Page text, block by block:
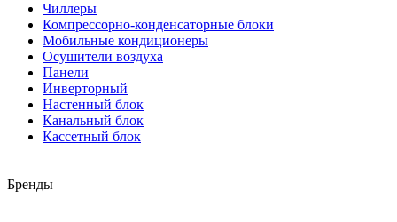
Чиллеры
Компрессорно-конденсаторные блоки
Мобильные кондиционеры
Осушители воздуха
Панели
Инверторный
Настенный блок
Канальный блок
Кассетный блок
Бренды